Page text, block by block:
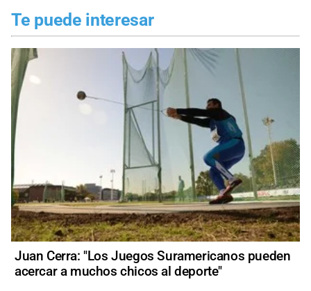
Te puede interesar
Juan Cerra: "Los Juegos Suramericanos pueden
acercar a muchos chicos al deporte"